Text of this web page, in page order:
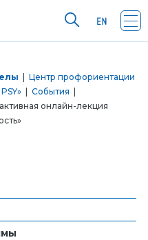
Центр профориентации
События
онлайн-лекция